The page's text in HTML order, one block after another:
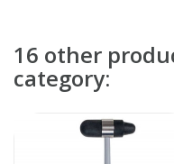
16 other
category: